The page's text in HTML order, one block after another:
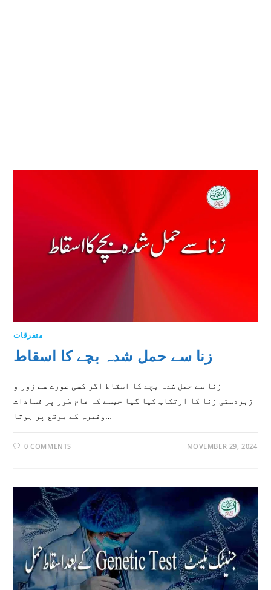
متفرقات
زنا سے حمل شدہ بچے کا اسقاط
زنا سے حمل شدہ بچے کا اسقاط اگر کسی عورت سے زور و
زبردستی زنا کا ارتکاب کیا گیا جیسے کہ عام طور پر فسادات
وغیرہ کے موقع پر ہوتا…
0 COMMENTS NOVEMBER 29, 2024